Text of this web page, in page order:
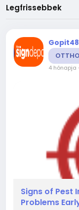
Legfrissebbek
4 hónapja
Signs of Pest
Problems